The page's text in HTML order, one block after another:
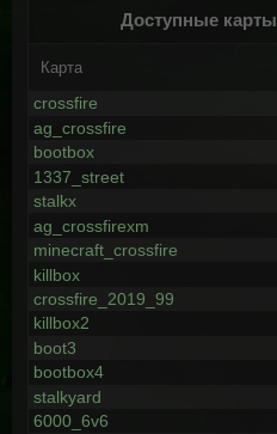
Доступные карты
Карта
crossfire
ag_crossfire
bootbox
1337_street
stalkx
ag_crossfirexm
minecraft_crossfire
killbox
crossfire_2019_99
killbox2
boot3
bootbox4
stalkyard
6000_6v6